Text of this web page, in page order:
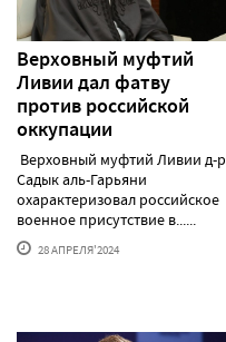
Верховный муфтий
Ливии дал фатву
против российской
оккупации
Верховный муфтий Ливии д-р
Садык аль-Гарьяни
охарактеризовал российское
военное присутствие в......
28 АПРЕЛЯ'2024